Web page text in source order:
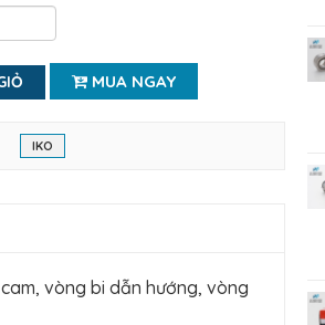
MUA NGAY
IKO
vòng bi dẫn hướng, vòng